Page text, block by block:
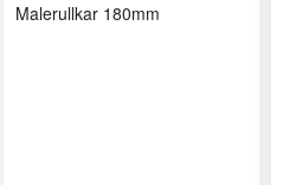
Malerullkar 180mm